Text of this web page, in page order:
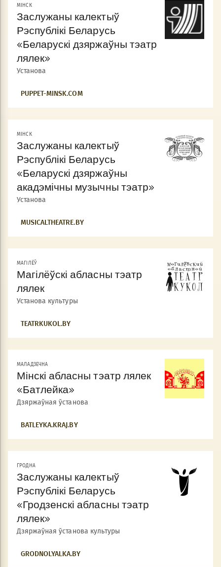
МIНСК
Заслужаны калектыў
Рэспублікі Беларусь
«Беларускі дзяржаўны тэатр
лялек»
Установа
PUPPET-MINSK.COM
МIНСК
Заслужаны калектыў
Рэспублікі Беларусь
«Беларускі дзяржаўны
акадэмічны музычны тэатр»
Установа
MUSICALTHEATRE.BY
МАГІЛЁЎ
Магілёўскі абласны тэатр
лялек
Установа культуры
TEATRKUKOL.BY
МАЛАДЗЕЧНА
Мінскі абласны тэатр лялек
«Батлейка»
Дзяржаўная ўстанова
BATLEYKA.KRAJ.BY
ГРОДНА
Заслужаны калектыў
Рэспублікі Беларусь
«Гродзенскі абласны тэатр
лялек»
Дзяржаўная ўстанова культуры
GRODNOLYALKA.BY